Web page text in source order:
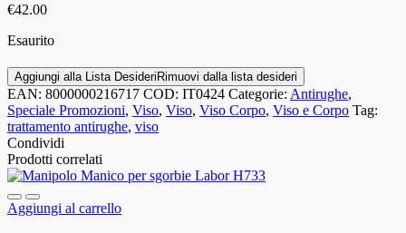
€42.00
Esaurito
Aggiungi alla Lista Desideri Rimuovi dalla lista desideri
EAN: 8000000216717 COD: IT0424 Categorie: Antirughe,
Speciale Promozioni, Viso, Viso, Viso Corpo, Viso e Corpo Tag:
trattamento antirughe, viso
Condividi
Prodotti correlati
Aggiungi al carrello